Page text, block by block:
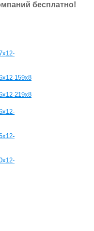
бесплатно!
159х8
219х8